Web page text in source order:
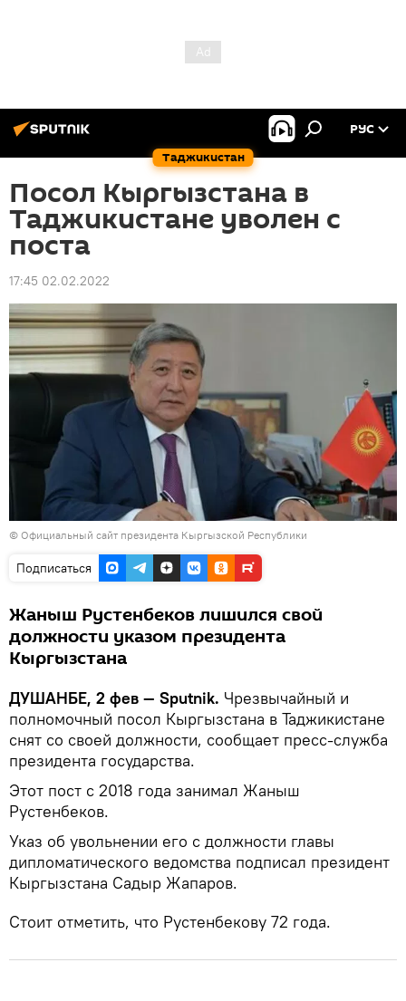
Таджикистан
РУС
Посол Кыргызстана в
Таджикистане уволен с
поста
17:45 02.02.2022
© Официальный сайт президента Кыргызской Республики
Подписаться
Жаныш Рустенбеков лишился свой
должности указом президента
Кыргызстана
ДУШАНБЕ, 2 фев — Sputnik. Чрезвычайный и
полномочный посол Кыргызстана в Таджикистане
снят со своей должности, сообщает пресс-служба
президента государства.
Этот пост с 2018 года занимал Жаныш
Рустенбеков.
Указ об увольнении его с должности главы
дипломатического ведомства подписал президент
Кыргызстана Садыр Жапаров.
Стоит отметить, что Рустенбекову 72 года.